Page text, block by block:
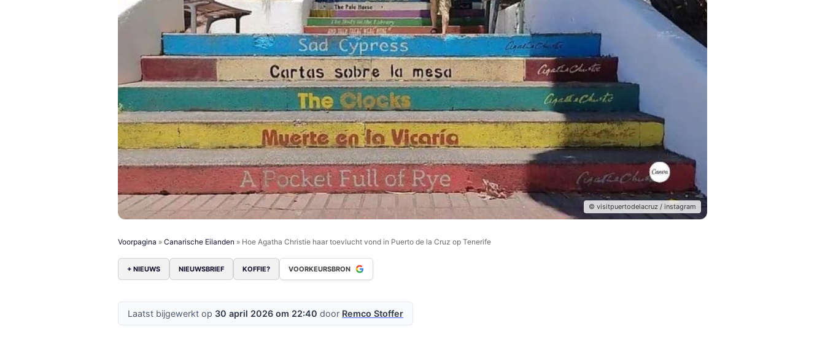
© visitpuertodelacruz / instagram
Voorpagina » Canarische Eilanden » Hoe Agatha Christie haar toevlucht vond in Puerto de la Cruz op Tenerife
+ NIEUWS NIEUWSBRIEF KOFFIE? VOORKEURSBRON
Laatst bijgewerkt op 30 april 2026 om 22:40 door Remco Stoffer